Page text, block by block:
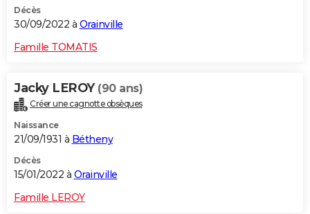
Décès
30/09/2022 à Orainville
Famille TOMATIS
Jacky LEROY (90 ans)
Créer une cagnotte obsèques
Naissance
21/09/1931 à Bétheny
Décès
15/01/2022 à Orainville
Famille LEROY